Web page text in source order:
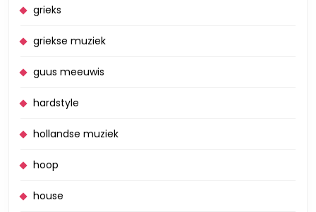
grieks
griekse muziek
guus meeuwis
hardstyle
hollandse muziek
hoop
house